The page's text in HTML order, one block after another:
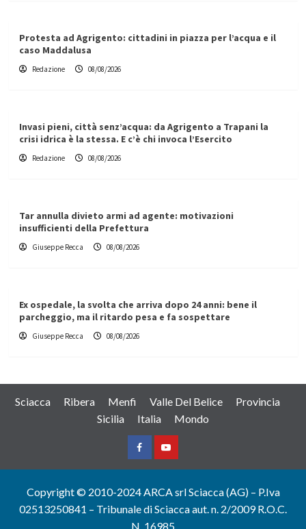
Protesta ad Agrigento: cittadini in piazza per l’acqua e il
caso Maddalusa
Redazione 08/08/2026
Invasi pieni, città senz’acqua: da Agrigento a Trapani la
crisi idrica è la stessa. E c’è chi invoca l’Esercito
Redazione 08/08/2026
Tar annulla divieto armi ad agente: motivazioni
insufficienti della Prefettura
Giuseppe Recca 08/08/2026
Ex ospedale, la svolta che arriva dopo 24 anni: bene il
parcheggio, ma il ritardo pesa e fa sospettare
Giuseppe Recca 08/08/2026
Sciacca Ribera Menfi Valle Del Belice
Provincia
Sicilia
Italia Mondo
FacebookYountube
Copyright © 2010-2024 ARCA srl Sciacca (AG) – P.Iva
02513250841 – Tribunale di Sciacca aut. n. 2/2009 R.O.C.
N. 16985